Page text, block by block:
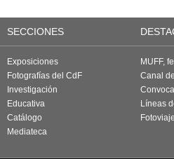
SECCIONES
Exposiciones
Fotografías del CdF
Investigación
Educativa
Catálogo
Mediateca
MUFF,
Canal
Líneas